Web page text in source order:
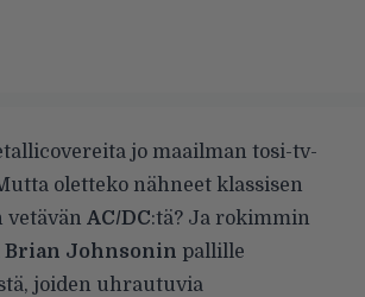
jo maailman tosi-tv-
oletteko nähneet klassisen
vetävän AC/DC:tä? Ja rokimmin
Brian Johnsonin pallille
joiden uhrautuvia